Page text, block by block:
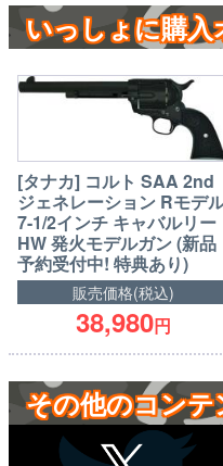
いっしょに購
[タナカ] コルト SAA 2nd
ジェネレーション Rモデ
7-1/2インチ キャバルリー
HW 発火モデルガン (新品
予約受付中! 特典あり)
販売価格(税込)
38,980円
その他のコン